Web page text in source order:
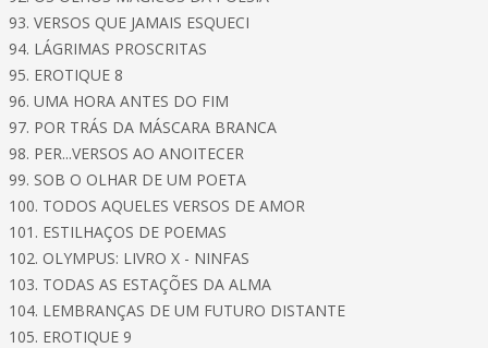
93. VERSOS QUE JAMAIS ESQUECI
94. LÁGRIMAS PROSCRITAS
95. EROTIQUE 8
96. UMA HORA ANTES DO FIM
97. POR TRÁS DA MÁSCARA BRANCA
98. PER...VERSOS AO ANOITECER
99. SOB O OLHAR DE UM POETA
100. TODOS AQUELES VERSOS DE AMOR
101. ESTILHAÇOS DE POEMAS
102. OLYMPUS: LIVRO X - NINFAS
103. TODAS AS ESTAÇÕES DA ALMA
104. LEMBRANÇAS DE UM FUTURO DISTANTE
105. EROTIQUE 9